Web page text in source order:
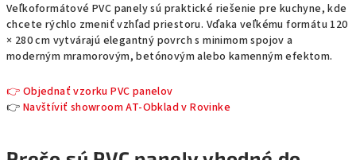
Veľkoformátové PVC panely sú praktické riešenie pre kuchyne, kde
chcete rýchlo zmeniť vzhľad priestoru. Vďaka veľkému formátu 120
× 280 cm vytvárajú elegantný povrch s minimom spojov a
moderným mramorovým, betónovým alebo kamenným efektom.
👉 Objednať vzorku PVC panelov
👉 Navštíviť showroom AT-Obklad v Rovinke